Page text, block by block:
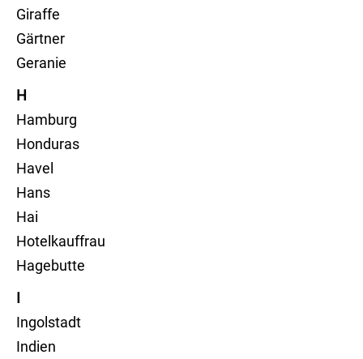
Giraffe
Gärtner
Geranie
H
Hamburg
Honduras
Havel
Hans
Hai
Hotelkauffrau
Hagebutte
I
Ingolstadt
Indien